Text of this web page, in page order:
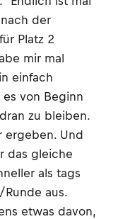
der
Platz 2
mir mal
einfach
von Beginn
zu bleiben.
ergeben. Und
das gleiche
als tags
aus.
etwas davon,